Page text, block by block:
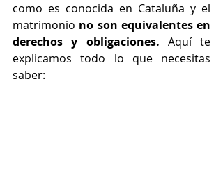
como es conocida en Cataluña y el
matrimonio no son equivalentes en
derechos y obligaciones. Aquí te
explicamos todo lo que necesitas
saber: